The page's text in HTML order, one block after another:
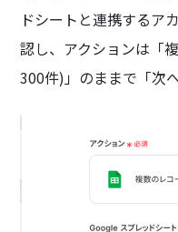
ドシートと連携するア
認し、アクションは「
300件)」のままで「次